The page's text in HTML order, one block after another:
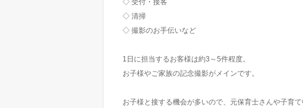
◇ 受付・接客
◇ 清掃
◇ 撮影のお手伝いなど
1日に担当するお客様は約3～5件程度。
お子様やご家族の記念撮影がメインです。
お子様と接する機会が多いので、元保育士さんや子育